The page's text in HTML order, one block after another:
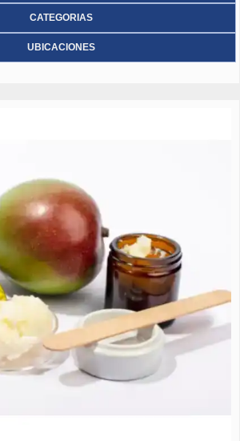
CATEGORIAS
UBICACIONES